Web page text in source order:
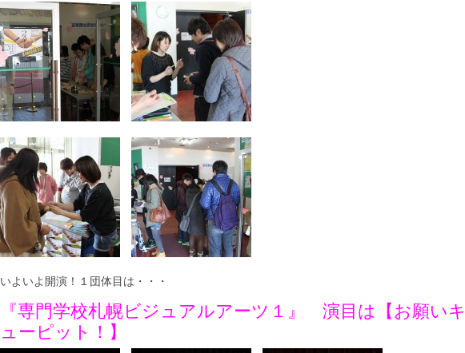
いよいよ開演！１団体目は・・・
『専門学校札幌ビジュアルアーツ１』 演目は【お願いキ
ューピット！】